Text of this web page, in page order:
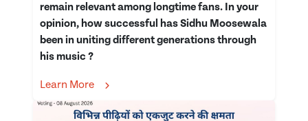
remain relevant among longtime fans. In your
opinion, how successful has Sidhu Moosewala
been in uniting different generations through
his music ?
Learn More